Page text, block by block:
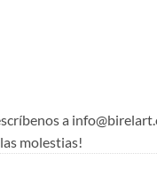
a
molestias!